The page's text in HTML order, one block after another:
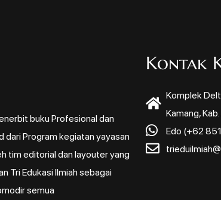
buku Profesional dan
dari Program kegiatan yayasan
tim editorial dan layouter yang
Tri Edukasi Ilmiah sebagai
semua
Kontak
Komplek
Kamang,
Edo (+62